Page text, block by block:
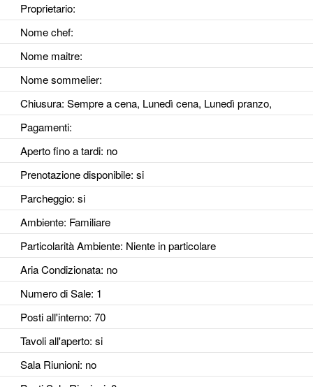
Proprietario:
Nome chef:
Nome maitre:
Nome sommelier:
Chiusura: Sempre a cena, Lunedì cena, Lunedì pranzo,
Pagamenti:
Aperto fino a tardi: no
Prenotazione disponibile: si
Parcheggio: si
Ambiente: Familiare
Particolarità Ambiente: Niente in particolare
Aria Condizionata: no
Numero di Sale: 1
Posti all'interno: 70
Tavoli all'aperto: si
Sala Riunioni: no